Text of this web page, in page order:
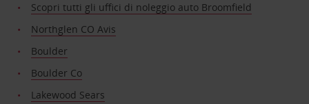
Scopri tutti gli uffici di noleggio auto Broomfield
Northglen CO Avis
Boulder
Boulder Co
Lakewood Sears